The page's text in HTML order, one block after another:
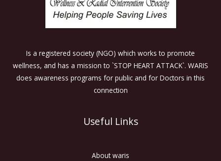
Is a registered society (NGO) which works to promote
wellness, and has a mission to `STOP HEART ATTACK`. WARIS
does awareness programs for public and for Doctors in this
connection
Useful Links
About waris